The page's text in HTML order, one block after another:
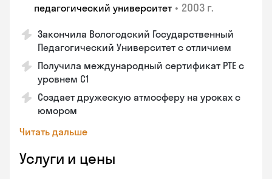
педагогический университет • 2003 г.
Закончила Вологодский Государственный
Педагогический Университет с отличием
Получила международный сертификат PTE с
уровнем C1
Создает дружескую атмосферу на уроках с
юмором
Читать дальше
Услуги и цены